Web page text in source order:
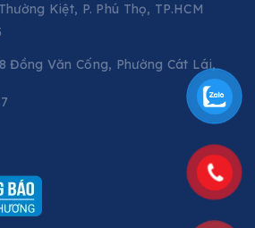
Kiệt, P. Phú Thọ, TP.HCM
Đồng Văn Cống, Phường Cát Lái,